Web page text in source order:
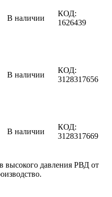
В наличии
КОД:
1626439
В наличии
КОД:
3128317656
В наличии
КОД:
3128317669
высокого давления РВД от